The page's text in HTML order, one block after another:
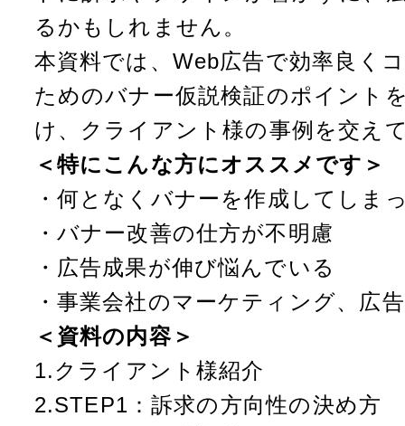
るかもしれません。
本資料では、Web広告で効率良く
ためのバナー仮説検証のポイント
け、クライアント様の事例を交え
＜特にこんな方にオススメです＞
・何となくバナーを作成してしま
・バナー改善の仕方が不明慮
・広告成果が伸び悩んでいる
・事業会社のマーケティング、広
＜資料の内容＞
1.クライアント様紹介
2.STEP1：訴求の方向性の決め方